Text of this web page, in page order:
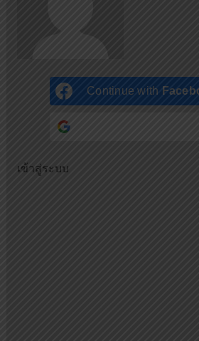
Continue with
เข้าสู่ระบบ